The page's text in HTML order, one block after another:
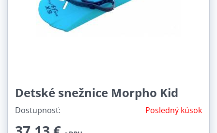
Detské snežnice Morpho Kid
Dostupnosť: Posledný kúsok